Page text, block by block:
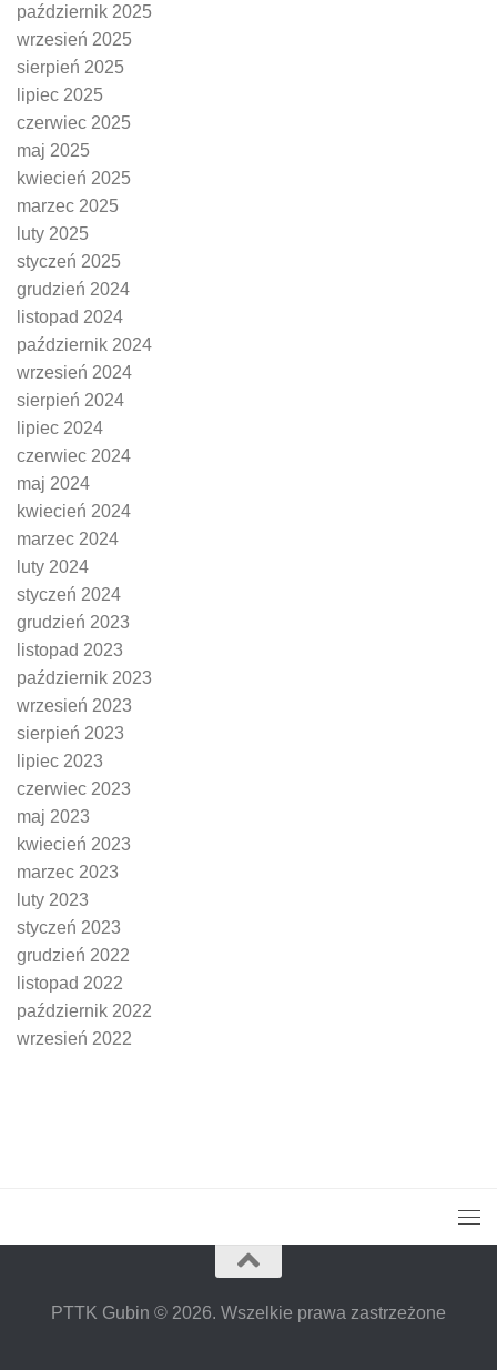
październik 2025
wrzesień 2025
sierpień 2025
lipiec 2025
czerwiec 2025
maj 2025
kwiecień 2025
marzec 2025
luty 2025
styczeń 2025
grudzień 2024
listopad 2024
październik 2024
wrzesień 2024
sierpień 2024
lipiec 2024
czerwiec 2024
maj 2024
kwiecień 2024
marzec 2024
luty 2024
styczeń 2024
grudzień 2023
listopad 2023
październik 2023
wrzesień 2023
sierpień 2023
lipiec 2023
czerwiec 2023
maj 2023
kwiecień 2023
marzec 2023
luty 2023
styczeń 2023
grudzień 2022
listopad 2022
październik 2022
wrzesień 2022
PTTK Gubin © 2026. Wszelkie prawa zastrzeżone